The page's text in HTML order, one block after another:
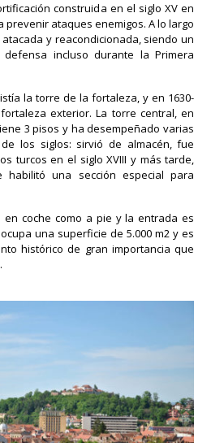
construida en el siglo XV en
prevenir ataques enemigos. A lo largo
y reacondicionada, siendo un
incluso durante la Primera
la torre de la fortaleza, y en 1630-
exterior. La torre central, en
3 pisos y ha desempeñado varias
los siglos: sirvió de almacén, fue
turcos en el siglo XVIII y más tarde,
una sección especial para
en coche como a pie y la entrada es
una superficie de 5.000 m2 y es
histórico de gran importancia que